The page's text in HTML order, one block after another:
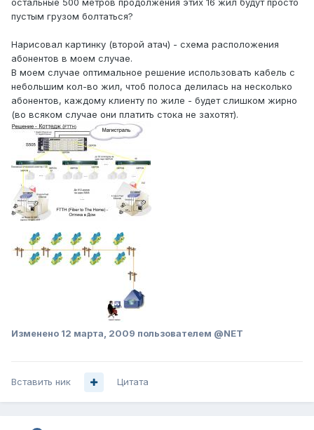
остальные 500 метров продолжения этих 16 жил будут просто
пустым грузом болтаться?
Нарисовал картинку (второй атач) - схема расположения
абонентов в моем случае.
В моем случае оптимальное решение использовать кабель с
небольшим кол-во жил, чтоб полоса делилась на несколько
абонентов, каждому клиенту по жиле - будет слишком жирно
(во всяком случае они платить стока не захотят).
Изменено 12 марта, 2009 пользователем @NET
Вставить ник Цитата